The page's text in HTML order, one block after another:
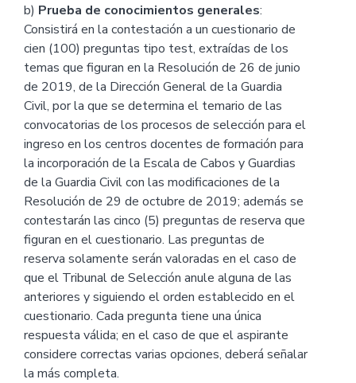
b) Prueba de conocimientos generales:
Consistirá en la contestación a un cuestionario de
cien (100) preguntas tipo test, extraídas de los
temas que figuran en la Resolución de 26 de junio
de 2019, de la Dirección General de la Guardia
Civil, por la que se determina el temario de las
convocatorias de los procesos de selección para el
ingreso en los centros docentes de formación para
la incorporación de la Escala de Cabos y Guardias
de la Guardia Civil con las modificaciones de la
Resolución de 29 de octubre de 2019; además se
contestarán las cinco (5) preguntas de reserva que
figuran en el cuestionario. Las preguntas de
reserva solamente serán valoradas en el caso de
que el Tribunal de Selección anule alguna de las
anteriores y siguiendo el orden establecido en el
cuestionario. Cada pregunta tiene una única
respuesta válida; en el caso de que el aspirante
considere correctas varias opciones, deberá señalar
la más completa.